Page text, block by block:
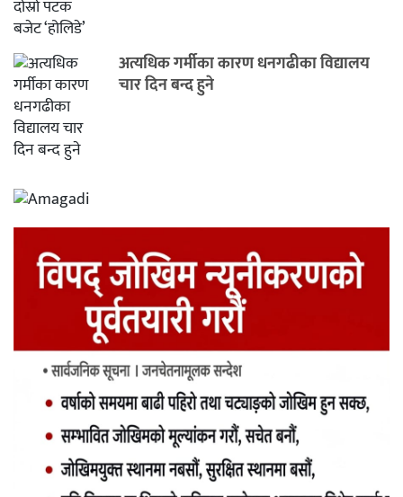
अत्यधिक गर्मीका कारण धनगढीका विद्यालय
चार दिन बन्द हुने